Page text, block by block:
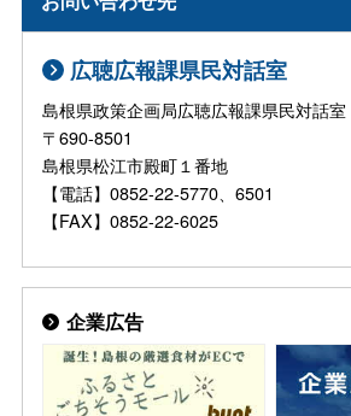
広聴広報課県民対話室
島根県政策企画局広聴広報課県民対話室
〒690-8501
島根県松江市殿町１番地
【電話】0852-22-5770、6501
【FAX】0852-22-6025
企業広告